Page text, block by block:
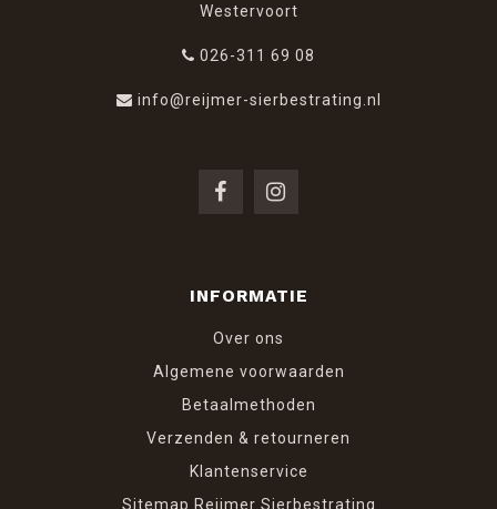
Westervoort
026-311 69 08
info@reijmer-sierbestrating.nl
INFORMATIE
Over ons
Algemene voorwaarden
Betaalmethoden
Verzenden & retourneren
Klantenservice
Sitemap Reijmer Sierbestrating